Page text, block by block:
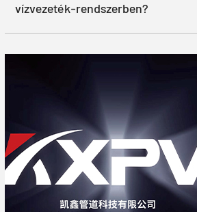
vízvezeték-rendszerben?